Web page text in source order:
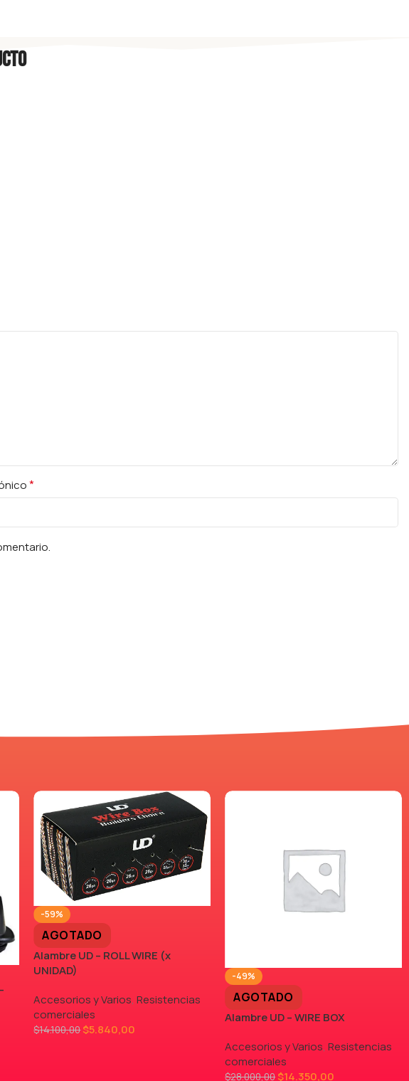
*
-59%
AGOTADO
Alambre UD – ROLL WIRE (x
UNIDAD)
Accesorios y Varios, Resistencias
comerciales
$14.100,00 $5.840,00
-49%
AGOTADO
Alambre UD – WIRE BOX
Accesorios y Varios, Resistencias
comerciales
$28.000,00$14.350,00